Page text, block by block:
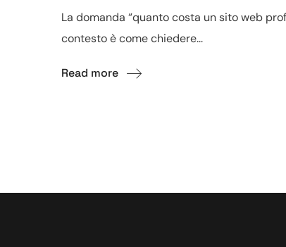
La domanda “quanto costa un sito web
contesto è come chiedere...
Read more